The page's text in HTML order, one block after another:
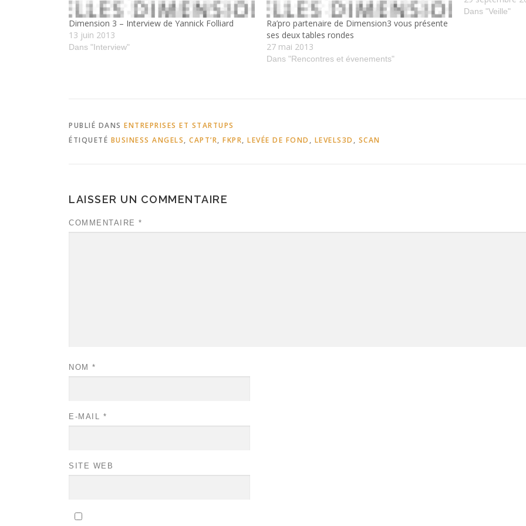
Dimension 3 – Interview de Yannick Folliard
13 juin 2013
Dans "Interview"
Ra’pro partenaire de Dimension3 vous présente
ses deux tables rondes
27 mai 2013
Dans "Rencontres et évenements"
Augmented
Dans "Veille"
PUBLIÉ DANS ENTREPRISES ET STARTUPS
ÉTIQUETÉ BUSINESS ANGELS, CAPT’R, FKPR, LEVÉE DE FOND , LEVELS3D , SCAN
LAISSER UN COMMENTAIRE
COMMENTAIRE *
NOM *
E-MAIL *
SITE WEB